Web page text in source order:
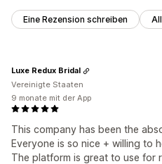
Eine Rezension schreiben
This company has been the
Everyone is so nice + willing to
The platform is great to use for
Luxe Redux Bridal
Vereinigte Staaten
9 monate mit der App